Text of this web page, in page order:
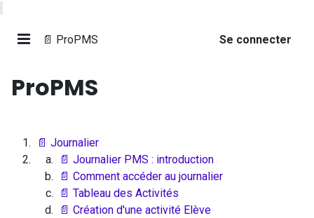
📄 ProPMS Se connecter
ProPMS
📄 Journalier
📄 Journalier PMS : introduction
📄 Comment accéder au journalier
📄 Tableau des Activités
📄 Création d'une activité Elève